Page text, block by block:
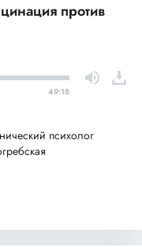
против
49:18
психолог